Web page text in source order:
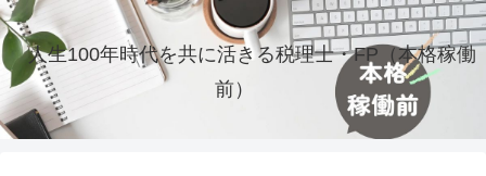
人生100年時代を共に活きる税理士・FP（本格稼働
前）